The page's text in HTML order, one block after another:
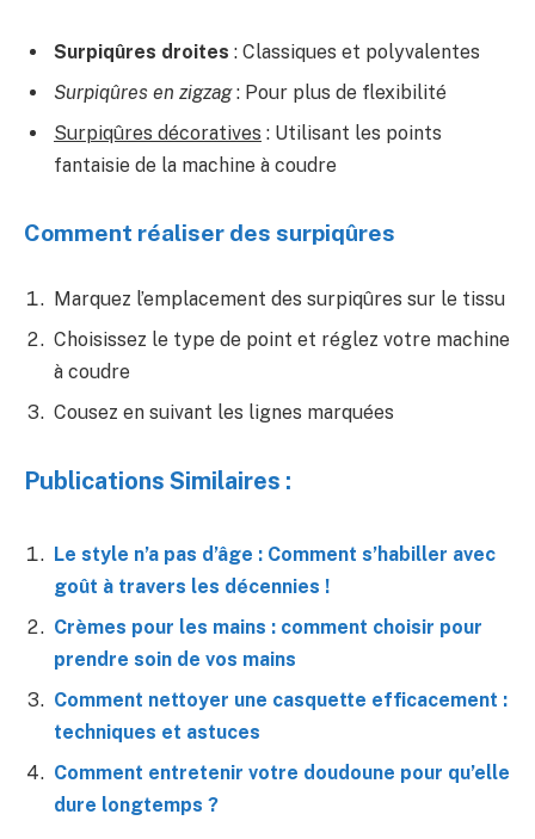
Surpiqûres droites : Classiques et polyvalentes
Surpiqûres en zigzag: Pour plus de flexibilité
Surpiqûres décoratives : Utilisant les points
fantaisie de la machine à coudre
Comment réaliser des surpiqûres
Marquez l’emplacement des surpiqûres sur le tissu
Choisissez le type de point et réglez votre machine
à coudre
Cousez en suivant les lignes marquées
Publications Similaires :
Le style n’a pas d’âge : Comment s’habiller avec
goût à travers les décennies !
Crèmes pour les mains : comment choisir pour
prendre soin de vos mains
Comment nettoyer une casquette efficacement :
techniques et astuces
Comment entretenir votre doudoune pour qu’elle
dure longtemps ?